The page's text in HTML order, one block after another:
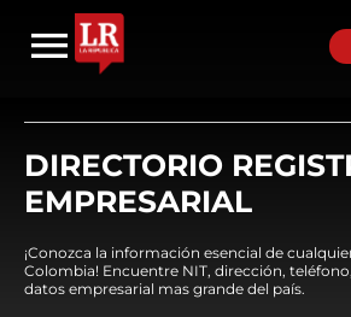
DIRECTORIO
EMPRESARIAL
¡Conozca la información esencial de
Colombia! Encuentre NIT, dirección,
datos empresarial mas grande del país.